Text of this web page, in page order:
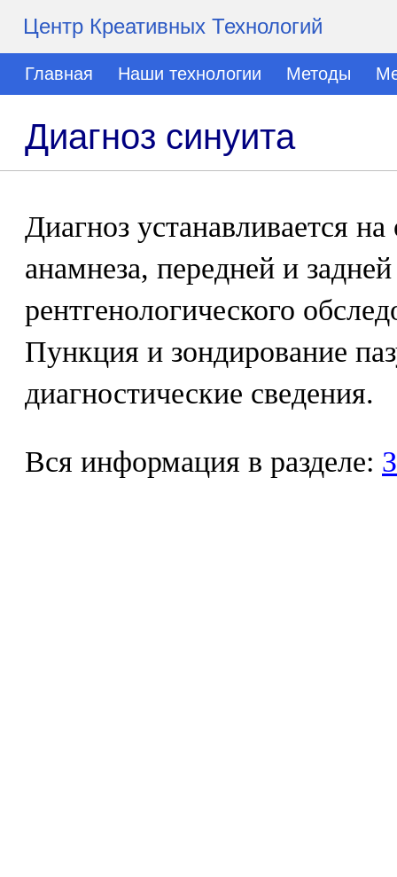
Центр Креативных Технологий
Главная Наши технологии Методы
Диагноз синуита
Диагноз устанавливается
анамнеза, передней и
рентгенологического
Пункция и зондирование
диагностические сведения.
Вся информация в разделе: